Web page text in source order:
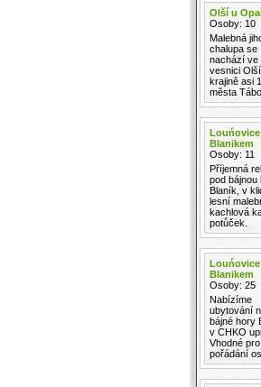
Olší u
Osoby: 10
Malebná
chalupa se
nachází ve
vesnici
krajině asi
města
Blanikem
Osoby: 11
Příjemná
pod bájnou
Blaník, v
lesní
kachlová
potůček.
Blanikem
Osoby: 25
Nabízíme
ubytování
bájné hory
v CHKO
Vhodné
pořádání